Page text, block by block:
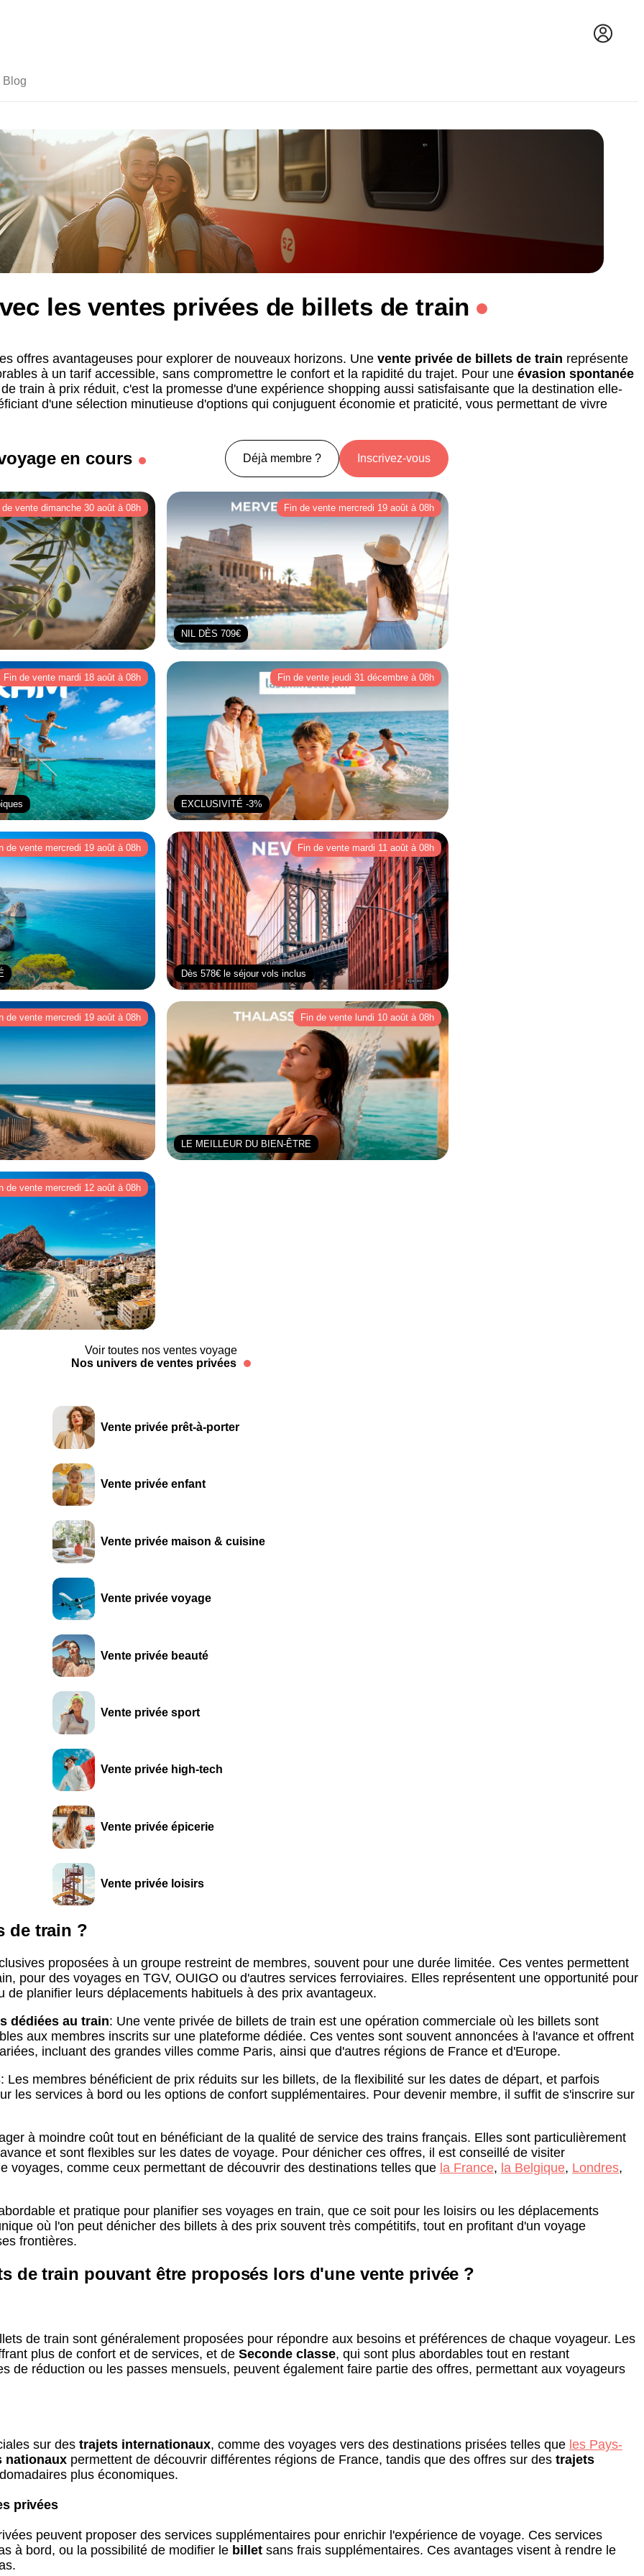
Blog
les ventes privées de billets de train
offres avantageuses pour explorer de nouveaux horizons. Une vente privée de billets de train représente
à un tarif accessible, sans compromettre le confort et la rapidité du trajet. Pour une évasion spontanée
train à prix réduit, c'est la promesse d'une expérience shopping aussi satisfaisante que la destination elle-
d'une sélection minutieuse d'options qui conjuguent économie et praticité, vous permettant de vivre
en cours Déjà membre ? Inscrivez-vous
de vente dimanche 30 août à 08h Fin de vente mercredi 19 août à 08h
NIL DÈS 709€
Fin de vente mardi 18 août à 08h Fin de vente jeudi 31 décembre à 08h
EXCLUSIVITÉ -3%
de vente mercredi 19 août à 08h Fin de vente mardi 11 août à 08h
Dès 578€ le séjour vols inclus
de vente mercredi 19 août à 08h Fin de vente lundi 10 août à 08h
LE MEILLEUR DU BIEN-ÊTRE
de vente mercredi 12 août à 08h
Voir toutes nos ventes voyage
Nos univers de ventes privées
Vente privée prêt-à-porter
Vente privée enfant
Vente privée maison & cuisine
Vente privée voyage
Vente privée beauté
Vente privée sport
Vente privée high-tech
Vente privée épicerie
Vente privée loisirs
de train ?
proposées à un groupe restreint de membres, souvent pour une durée limitée. Ces ventes permettent
pour des voyages en TGV, OUIGO ou d'autres services ferroviaires. Elles représentent une opportunité pour
planifier leurs déplacements habituels à des prix avantageux.
dédiées au train: Une vente privée de billets de train est une opération commerciale où les billets sont
aux membres inscrits sur une plateforme dédiée. Ces ventes sont souvent annoncées à l'avance et offrent
incluant des grandes villes comme Paris, ainsi que d'autres régions de France et d'Europe.
: Les membres bénéficient de prix réduits sur les billets, de la flexibilité sur les dates de départ, et parfois
les services à bord ou les options de confort supplémentaires. Pour devenir membre, il suffit de s'inscrire sur
à moindre coût tout en bénéficiant de la qualité de service des trains français. Elles sont particulièrement
et sont flexibles sur les dates de voyage. Pour dénicher ces offres, il est conseillé de visiter
voyages, comme ceux permettant de découvrir des destinations telles que la France, la Belgique, Londres,
et pratique pour planifier ses voyages en train, que ce soit pour les loisirs ou les déplacements
où l'on peut dénicher des billets à des prix souvent très compétitifs, tout en profitant d'un voyage
frontières.
de train pouvant être proposés lors d'une vente privée ?
de train sont généralement proposées pour répondre aux besoins et préférences de chaque voyageur. Les
plus de confort et de services, et de Seconde classe, qui sont plus abordables tout en restant
de réduction ou les passes mensuels, peuvent également faire partie des offres, permettant aux voyageurs
sur des trajets internationaux, comme des voyages vers des destinations prisées telles que les Pays-
nationaux permettent de découvrir différentes régions de France, tandis que des offres sur des trajets
plus économiques.
privées
peuvent proposer des services supplémentaires pour enrichir l'expérience de voyage. Ces services
à bord, ou la possibilité de modifier le billet sans frais supplémentaires. Ces avantages visent à rendre le